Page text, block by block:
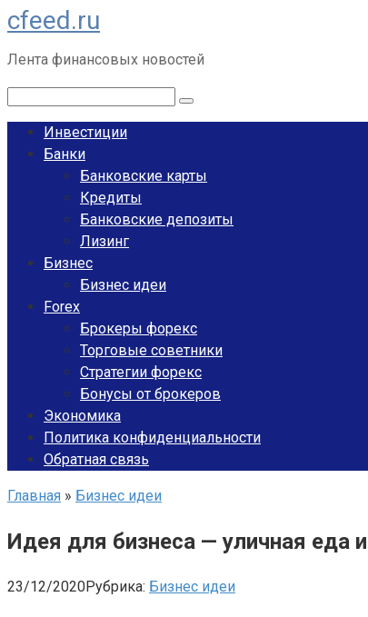
Перейти
к
контенту
cfeed.ru
Лента финансовых новостей
Инвестиции
Банки
Банковские карты
Кредиты
Банковские депозиты
Лизинг
Бизнес
Бизнес идеи
Forex
Брокеры форекс
Торговые советники
Стратегии форекс
Бонусы от брокеров
Экономика
Политика конфиденциальности
Обратная связь
Главная » Бизнес идеи
Идея для бизнеса — уличная еда
23/12/2020Рубрика: Бизнес идеи